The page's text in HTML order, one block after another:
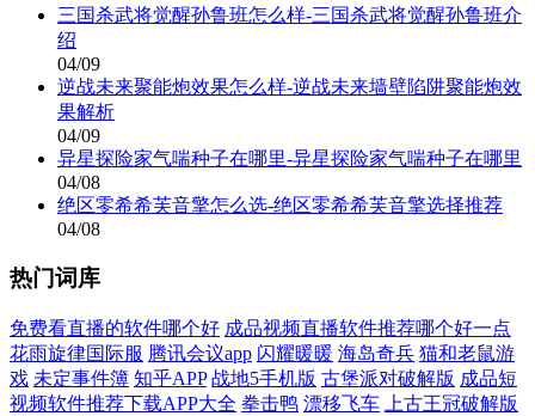
三国杀武将觉醒孙鲁班怎么样-三国杀武将觉醒孙鲁班介
绍
04/09
逆战未来聚能炮效果怎么样-逆战未来墙壁陷阱聚能炮效
果解析
04/09
异星探险家气喘种子在哪里-异星探险家气喘种子在哪里
04/08
绝区零希希芙音擎怎么选-绝区零希希芙音擎选择推荐
04/08
热门词库
免费看直播的软件哪个好 成品视频直播软件推荐哪个好一点
花雨旋律国际服 腾讯会议app 闪耀暖暖 海岛奇兵 猫和老鼠游
戏 未定事件簿 知乎APP 战地5手机版 古堡派对破解版 成品短
视频软件推荐下载APP大全 拳击鸭 漂移飞车
上古王冠破解版